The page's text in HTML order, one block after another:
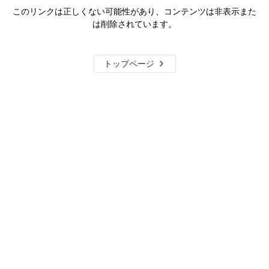
このリンクは正しくない可能性があり、コンテンツは非表示また
は削除されています。
トップページ